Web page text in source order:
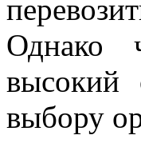
Однако
высокий
выбору